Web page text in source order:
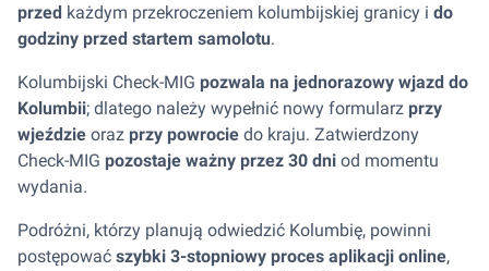
przed każdym przekroczeniem kolumbijskiej granicy i do
godziny przed startem samolotu.
Kolumbijski Check-MIG pozwala na jednorazowy wjazd do
Kolumbii; dlatego należy wypełnić nowy formularz przy
wjeździe oraz przy powrocie do kraju. Zatwierdzony
Check-MIG pozostaje ważny przez 30 dni od momentu
wydania.
Podróżni, którzy planują odwiedzić Kolumbię, powinni
postępować szybki 3-stopniowy proces aplikacji online,